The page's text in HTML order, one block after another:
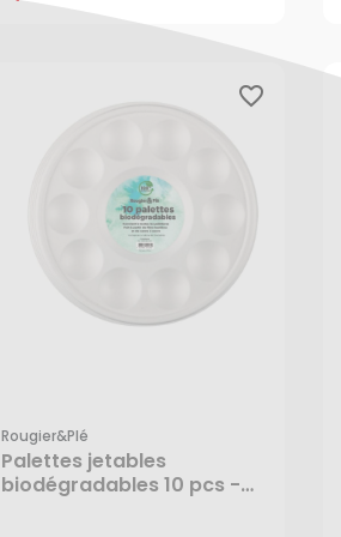
favorite_border
Rougier&plé
Palettes jetables
biodégradables 10 pcs -